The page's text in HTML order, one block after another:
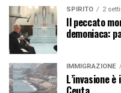
SPIRITO 2
Il peccato
demoniaca:
IMMIGRAZIONE
L’invasione